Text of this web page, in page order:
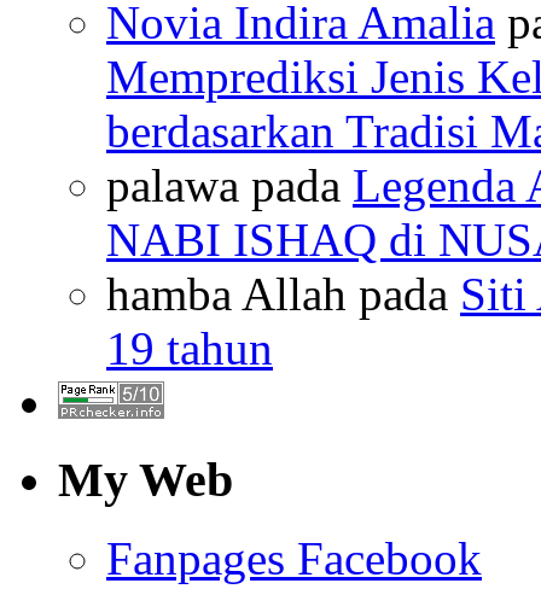
Novia Indira Amalia
Memprediksi Jenis
berdasarkan Tradisi
palawa pada Legenda
NABI ISHAQ di
hamba Allah pada Siti
19 tahun
My Web
Fanpages Facebook